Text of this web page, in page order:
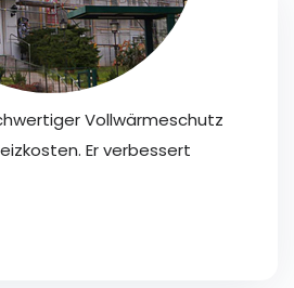
bestehender und neuer
Passion. Zur Realisierung